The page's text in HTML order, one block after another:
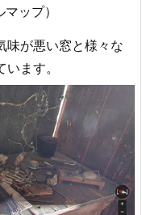
ップ）
味が悪い窓と様々な
ます。